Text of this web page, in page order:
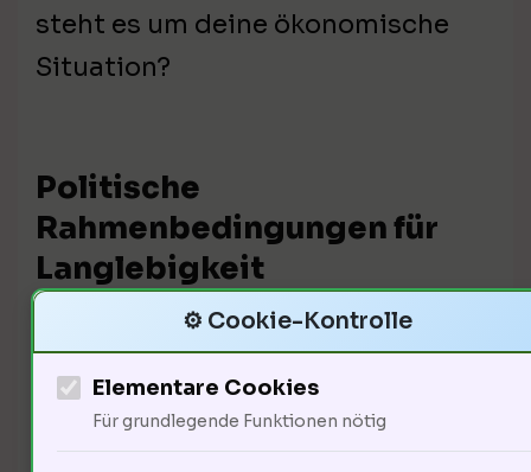
steht es um deine ökonomische
Situation?
Politische
Rahmenbedingungen für
Langlebigkeit
⚙️ Cookie-Kontrolle
Elementare Cookies
Für grundlegende Funktionen nötig